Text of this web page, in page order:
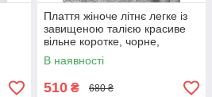
Плаття жіноче літнє легке із
завищеною талією красиве
вільне коротке, чорне,
бежеве, біле, зелене
В наявності
510 ₴ 680 ₴